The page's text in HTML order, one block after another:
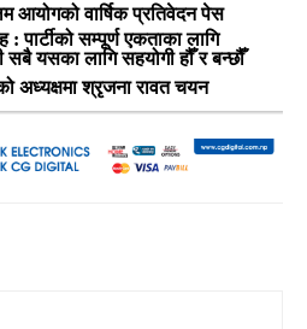
आयोगको वार्षिक प्रतिवेदन पेस
पार्टीको सम्पूर्ण एकताका लागि
सबै यसका लागि सहयोगी हौँ र बन्छौँ
अध्यक्षमा श्रृजना रावत चयन